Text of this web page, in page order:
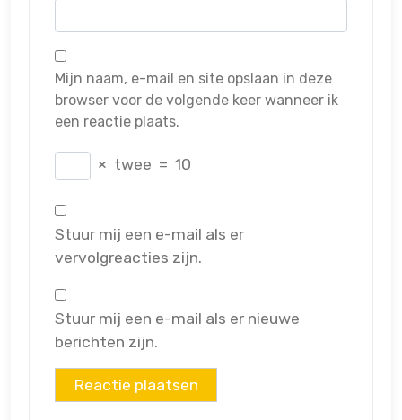
Mijn naam, e-mail en site opslaan in deze
browser voor de volgende keer wanneer ik
een reactie plaats.
× twee = 10
Stuur mij een e-mail als er
vervolgreacties zijn.
Stuur mij een e-mail als er nieuwe
berichten zijn.